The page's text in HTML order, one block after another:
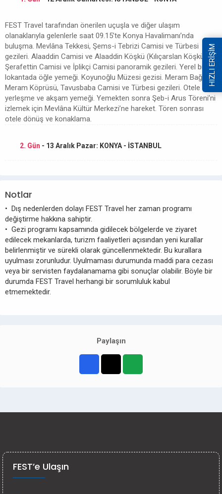
FEST Travel tarafından önerilen uçuşla ve diğer ulaşım
olanaklarıyla gelenlerle saat 09.15’te Konya Havalimanı’nda
buluşma. Mevlâna Tekkesi, Şems-i Tebrizi Camisi ve Türbesi
gezileri. Alaaddin Camisi ve Alaaddin Köşkü (Kılıçarslan Köşkü),
Şerafettin Camisi ve İplikçi Camisi panoramik gezileri. Yerel bir
lokantada öğle yemeği. Koyunoğlu Müzesi gezisi. Meram Bağları,
Meram Köprüsü, Tavusbaba Camisi ve Türbesi gezileri. Otele
yerleşme ve akşam yemeği. Yemekten sonra Şeb-i Arus Töreni’ni
izlemek için Mevlâna Kültür Merkezi’ne hareket. Tören sonrası
otele dönüş ve konaklama.
2. Gün - 13 Aralık Pazar: KONYA - İSTANBUL
Notlar
• Dış nedenlerden dolayı FEST Travel her zaman programı
değiştirme hakkına sahiptir.
• Gezi programı kapsamında gidilecek bölgelerde ve ziyaret
edilecek mekanlarda, turizm faaliyetleri açısından yeni kurallar
belirlenmiştir ve sürekli olarak güncellenmektedir. Bu kurallara
uyulması zorunludur. Uyulmaması durumunda maddi para cezası
veya bir servisten faydalanamama gibi sonuçlar olabilir. Böyle bir
durumda FEST Travel herhangi bir sorumluluk kabul
etmemektedir.
Paylaşın
HIZLI ERİŞİM
FEST’e Ulaşın